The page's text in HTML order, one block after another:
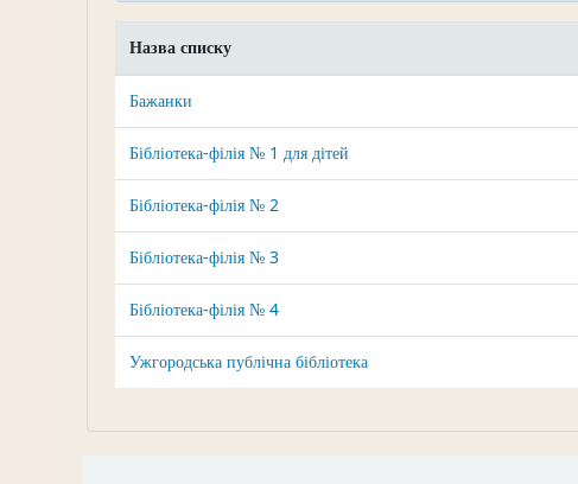
Назва списку
Бажанки
Бібліотека-філія № 1 для дітей
Бібліотека-філія № 2
Бібліотека-філія № 3
Бібліотека-філія № 4
Ужгородська публічна бібліотека